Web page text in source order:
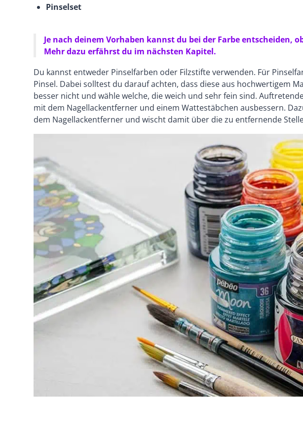
Pinselset
Je nach deinem Vorhaben kannst du bei der Farbe entscheiden,
Mehr dazu erfährst du im nächsten Kapitel.
Du kannst entweder Pinselfarben oder Filzstifte verwenden. Für
Pinsel. Dabei solltest du darauf achten, dass diese aus hochwertigem
besser nicht und wähle welche, die weich und sehr fein sind.
mit dem Nagellackentferner und einem Wattestäbchen ausbessern.
dem Nagellackentferner und wischt damit über die zu entfernende